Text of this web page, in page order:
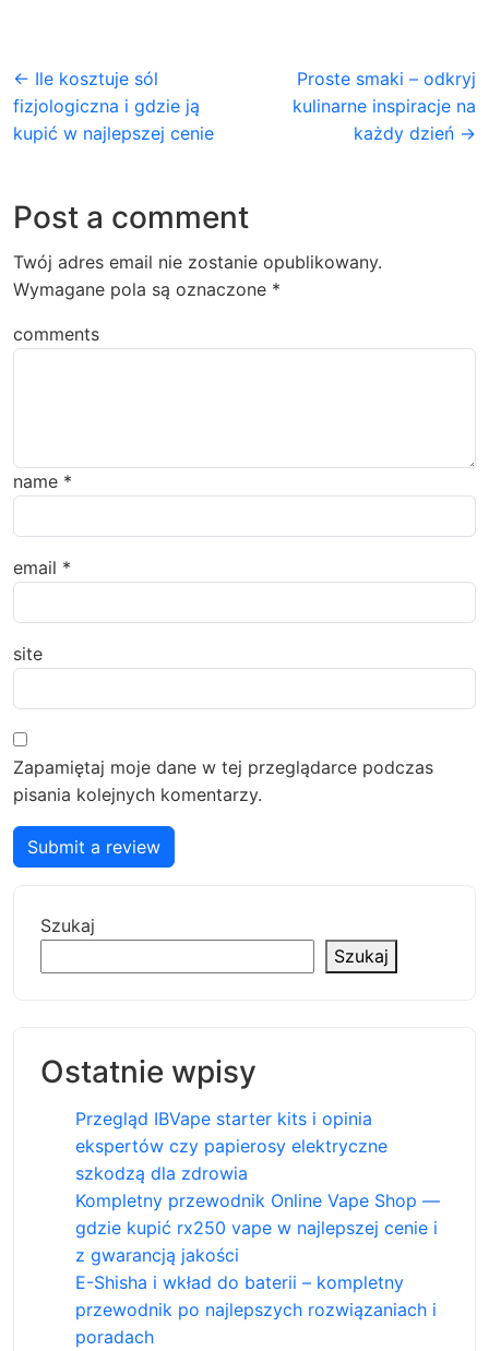
← Ile kosztuje sól
fizjologiczna i gdzie ją
kupić w najlepszej cenie
Proste smaki – odkryj
kulinarne inspiracje na
każdy dzień →
Post a comment
Twój adres email nie zostanie opublikowany.
Wymagane pola są oznaczone *
comments
name *
email *
site
Zapamiętaj moje dane w tej przeglądarce podczas
pisania kolejnych komentarzy.
Submit a review
Szukaj
Szukaj
Ostatnie wpisy
Przegląd IBVape starter kits i opinia
ekspertów czy papierosy elektryczne
szkodzą dla zdrowia
Kompletny przewodnik Online Vape Shop —
gdzie kupić rx250 vape w najlepszej cenie i
z gwarancją jakości
E-Shisha i wkład do baterii – kompletny
przewodnik po najlepszych rozwiązaniach i
poradach